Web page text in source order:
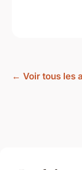
← Voir tous les